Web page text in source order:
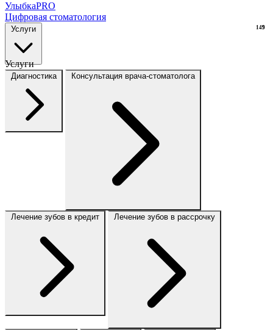
УлыбкаPRO
Цифровая стоматология
Услуги
Услуги
Диагностика Консультация врача-стоматолога
Лечение зубов в кредит Лечение зубов в рассрочку
9
149